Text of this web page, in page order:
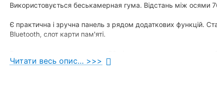
Використовується беськамерная гума. Відстань між осями
Є практична і зручна панель з рядом додаткових функцій.
Bluetooth, слот карти пам'яті.
Читати весь опис… >>>